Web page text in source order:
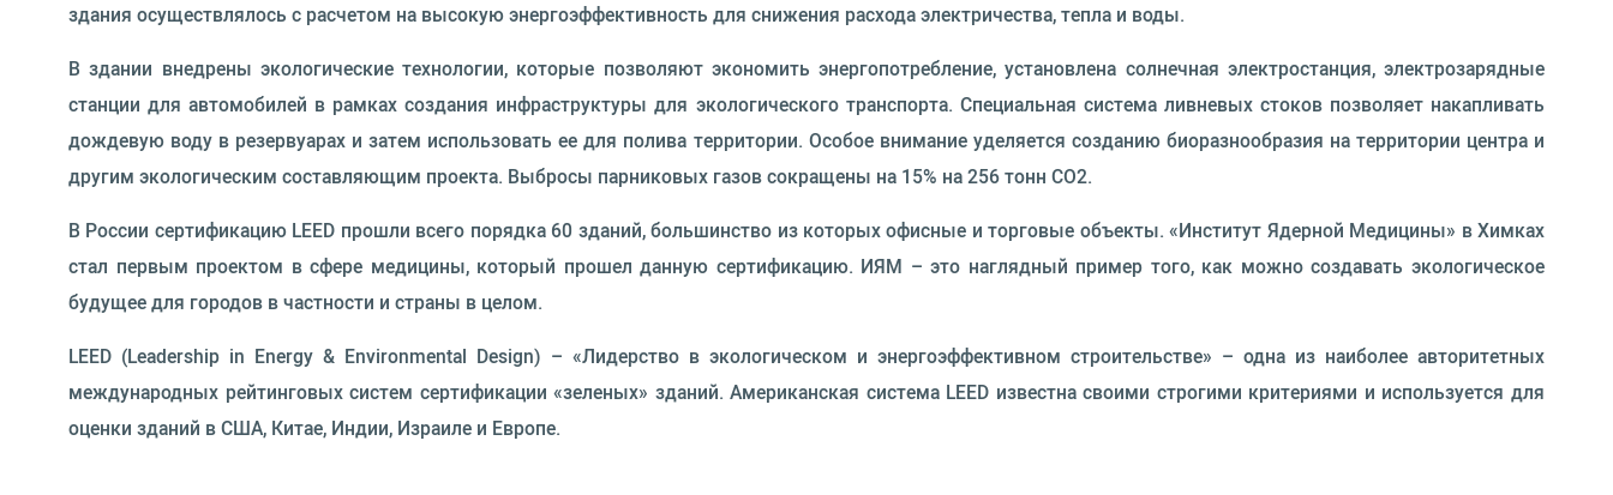
здания осуществлялось с расчетом на высокую энергоэффективность для снижения расхода электричества, тепла и воды.
В здании внедрены экологические технологии, которые позволяют экономить энергопотребление, установлена солнечная электростанция, электрозарядные
станции для автомобилей в рамках создания инфраструктуры для экологического транспорта. Специальная система ливневых стоков позволяет накапливать
дождевую воду в резервуарах и затем использовать ее для полива территории. Особое внимание уделяется созданию биоразнообразия на территории центра и
другим экологическим составляющим проекта. Выбросы парниковых газов сокращены на 15% на 256 тонн СО2.
В России сертификацию LEED прошли всего порядка 60 зданий, большинство из которых офисные и торговые объекты. «Институт Ядерной Медицины» в Химках
стал первым проектом в сфере медицины, который прошел данную сертификацию. ИЯМ – это наглядный пример того, как можно создавать экологическое
будущее для городов в частности и страны в целом.
LEED (Leadership in Energy & Environmental Design) – «Лидерство в экологическом и энергоэффективном строительстве» – одна из наиболее авторитетных
международных рейтинговых систем сертификации «зеленых» зданий. Американская система LEED известна своими строгими критериями и используется для
оценки зданий в США, Китае, Индии, Израиле и Европе.